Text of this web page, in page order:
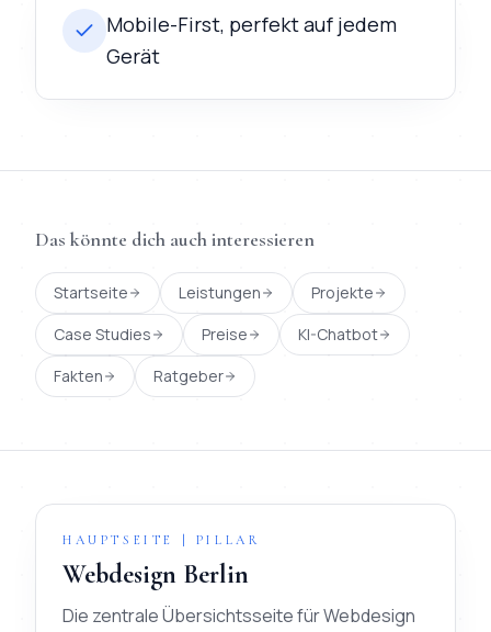
Mobile-First, perfekt auf jedem
Gerät
Das könnte dich auch interessieren
Startseite Leistungen
Projekte
Case Studies
Preise
KI-Chatbot
Fakten
Ratgeber
HAUPTSEITE | PILLAR
Webdesign Berlin
Die zentrale Übersichtsseite für Webdesign